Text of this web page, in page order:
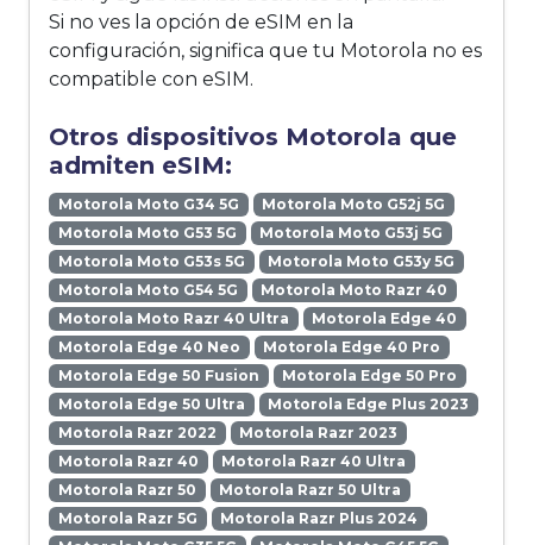
Si no ves la opción de eSIM en la
configuración, significa que tu Motorola no es
compatible con eSIM.
Otros dispositivos Motorola que
admiten eSIM:
Motorola Moto G34 5G
Motorola Moto G52j 5G
Motorola Moto G53 5G
Motorola Moto G53j 5G
Motorola Moto G53s 5G
Motorola Moto G53y 5G
Motorola Moto G54 5G
Motorola Moto Razr 40
Motorola Moto Razr 40 Ultra
Motorola Edge 40
Motorola Edge 40 Neo
Motorola Edge 40 Pro
Motorola Edge 50 Fusion
Motorola Edge 50 Pro
Motorola Edge 50 Ultra
Motorola Edge Plus 2023
Motorola Razr 2022
Motorola Razr 2023
Motorola Razr 40
Motorola Razr 40 Ultra
Motorola Razr 50
Motorola Razr 50 Ultra
Motorola Razr 5G
Motorola Razr Plus 2024